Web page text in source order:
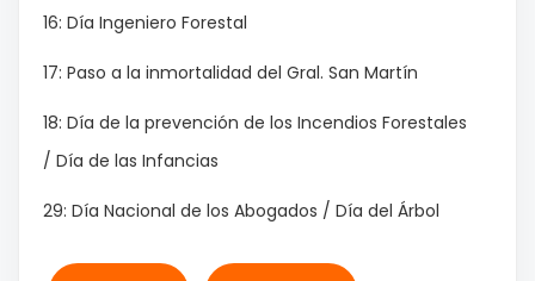
16: Día Ingeniero Forestal
17: Paso a la inmortalidad del Gral. San Martín
18: Día de la prevención de los Incendios Forestales
/ Día de las Infancias
29: Día Nacional de los Abogados / Día del Árbol